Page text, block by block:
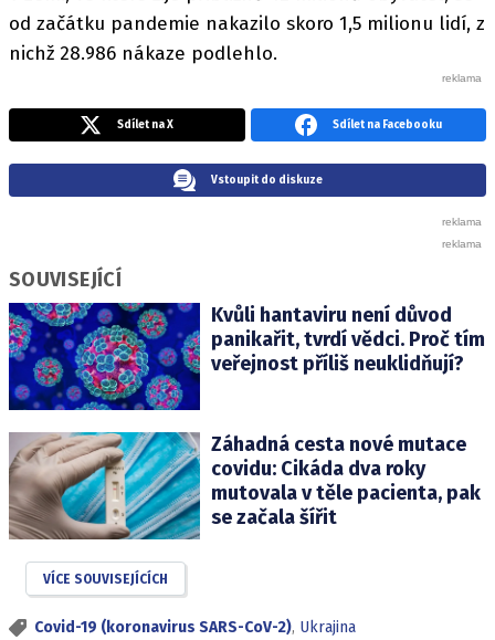
od začátku pandemie nakazilo skoro 1,5 milionu lidí, z
nichž 28.986 nákaze podlehlo.
Sdílet na X Sdílet na Facebooku
Vstoupit do diskuze
SOUVISEJÍCÍ
Kvůli hantaviru není důvod
panikařit, tvrdí vědci. Proč tím
veřejnost příliš neuklidňují?
Záhadná cesta nové mutace
covidu: Cikáda dva roky
mutovala v těle pacienta, pak
se začala šířit
VÍCE SOUVISEJÍCÍCH
Covid-19 (koronavirus SARS-CoV-2), Ukrajina